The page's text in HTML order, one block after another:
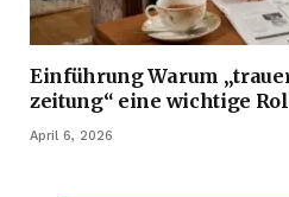
Einführung Warum
zeitung“ eine wichtige
April 6, 2026